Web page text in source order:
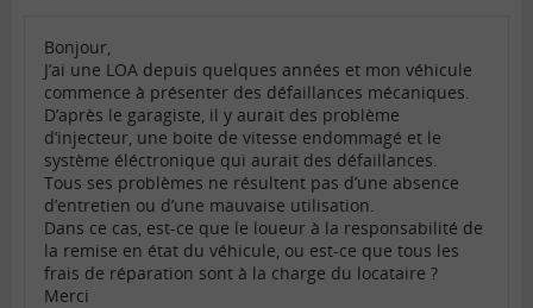
Bonjour,
J’ai une LOA depuis quelques années et mon véhicule
commence à présenter des défaillances mécaniques.
D’après le garagiste, il y aurait des problème
d’injecteur, une boite de vitesse endommagé et le
système éléctronique qui aurait des défaillances.
Tous ses problèmes ne résultent pas d’une absence
d’entretien ou d’une mauvaise utilisation.
Dans ce cas, est-ce que le loueur à la responsabilité de
la remise en état du véhicule, ou est-ce que tous les
frais de réparation sont à la charge du locataire ?
Merci